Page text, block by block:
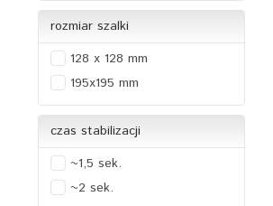
rozmiar szalki
128 x 128 mm
195x195 mm
czas stabilizacji
~1,5 sek.
~2 sek.